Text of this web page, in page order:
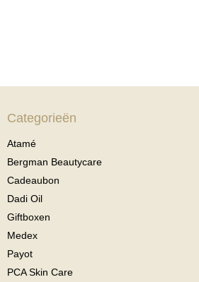
Categorieën
Atamé
Bergman Beautycare
Cadeaubon
Dadi Oil
Giftboxen
Medex
Payot
PCA Skin Care